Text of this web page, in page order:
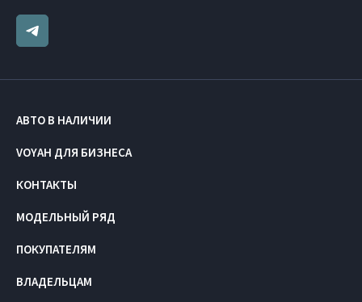
АВТО В НАЛИЧИИ
VOYAH ДЛЯ БИЗНЕСА
КОНТАКТЫ
МОДЕЛЬНЫЙ РЯД
ПОКУПАТЕЛЯМ
ВЛАДЕЛЬЦАМ